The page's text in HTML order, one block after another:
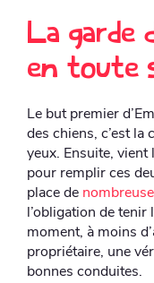
La garde
en toute
Le but premier
des chiens, c’est
yeux. Ensuite,
pour remplir ces
place de
l’obligation de
moment, à moins
propriétaire, une
bonnes conduites.